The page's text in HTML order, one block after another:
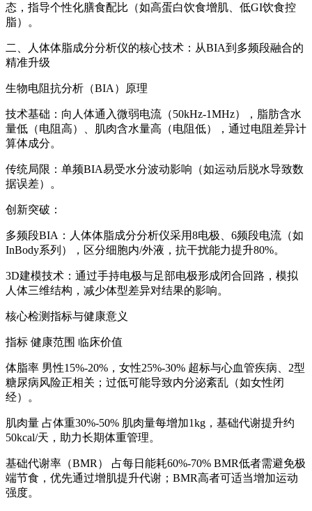
态，指导个性化膳食配比（如高蛋白饮食增肌、低GI饮食控
脂）。
二、 人体体脂成分分析仪的核心技术：从BIA到多频段融合的
精准升级
生物电阻抗分析（BIA）原理
技术基础：向人体通入微弱电流（50kHz-1MHz），脂肪含水
量低（电阻高）、肌肉含水量高（电阻低），通过电阻差异计
算体成分。
传统局限：单频BIA易受水分波动影响（如运动后脱水导致数
据误差）。
创新突破：
多频段BIA： 人体体脂成分分析仪采用8电极、6频段电流（如
InBody系列），区分细胞内/外液，抗干扰能力提升80%。
3D建模技术：通过手持电极与足部电极形成闭合回路，模拟
人体三维结构，减少体型差异对结果的影响。
核心检测指标与健康意义
指标 健康范围 临床价值
体脂率 男性15%-20%，女性25%-30% 超标与心血管疾病、2型
糖尿病风险正相关；过低可能导致内分泌紊乱（如女性闭
经）。
肌肉量 占体重30%-50% 肌肉量每增加1kg，基础代谢提升约
50kcal/天，助力长期体重管理。
基础代谢率（BMR） 占每日能耗60%-70% BMR低者需避免极
端节食，优先通过增肌提升代谢；BMR高者可适当增加运动
强度。